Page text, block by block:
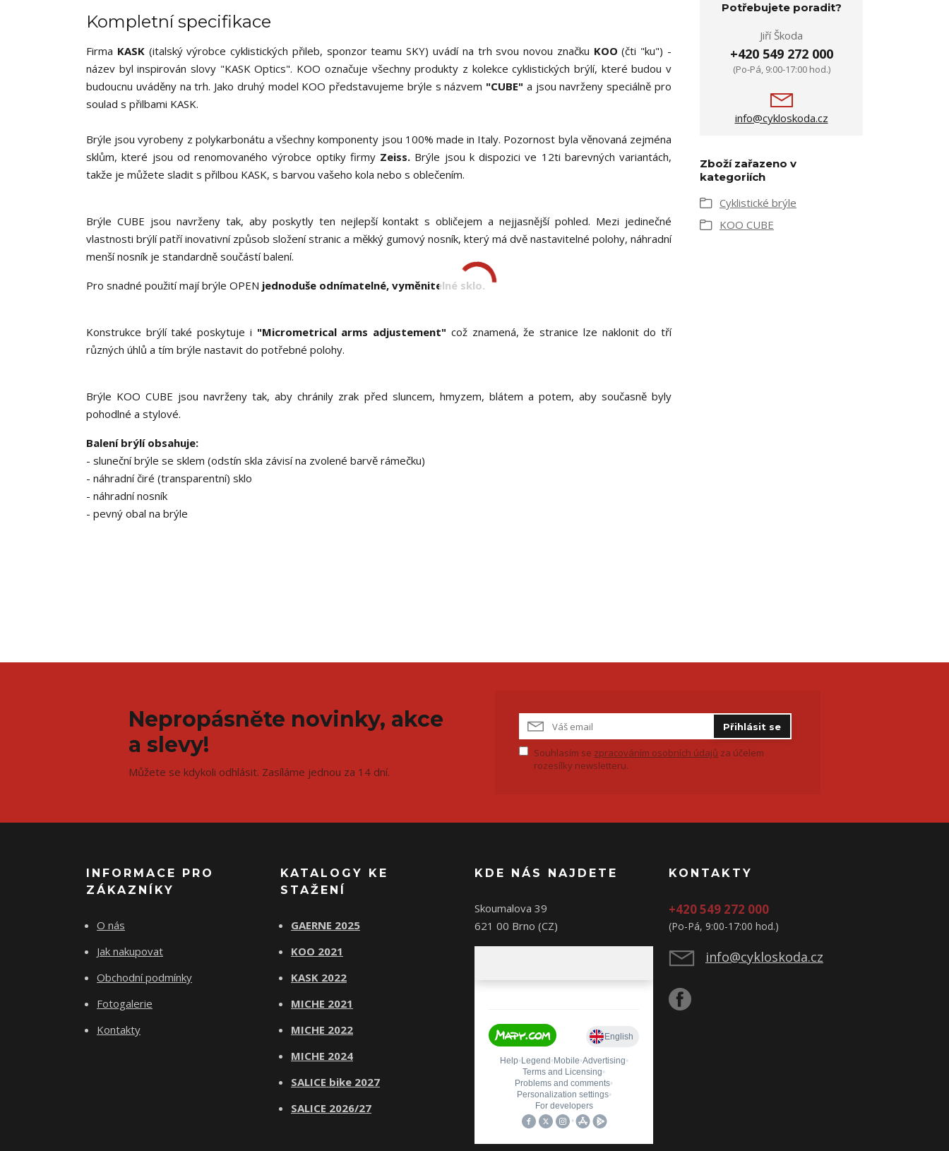
Kompletní specifikace
Firma KASK(italský výrobce cyklistických přileb, sponzor teamu SKY) uvádí na trh svou novou značku KOO(čti "ku") -
název byl inspirován slovy "KASK Optics". KOO označuje všechny produkty z kolekce cyklistických brýlí, které budou v
budoucnu uváděny na trh. Jako druhý model KOO představujeme brýle s názvem "CUBE" a jsou navrženy speciálně pro
soulad s přilbami KASK.
Brýle jsou vyrobeny z polykarbonátu a všechny komponenty jsou 100% made in Italy. Pozornost byla věnovaná zejména
sklům, které jsou od renomovaného výrobce optiky firmy Zeiss. Brýle jsou k dispozici ve 12ti barevných variantách,
takže je můžete sladit s přilbou KASK, s barvou vašeho kola nebo s oblečením.
Brýle CUBE jsou navrženy tak, aby poskytly ten nejlepší kontakt s obličejem a nejjasnější pohled. Mezi jedinečné
vlastnosti brýlí patří inovativní způsob složení stranic a měkký gumový nosník, který má dvě nastavitelné polohy, náhradní
menší nosník je standardně součástí balení.
Pro snadné použití mají brýle OPEN jednoduše odnímatelné, vyměnitelné sklo.
Konstrukce brýlí také poskytuje i "Micrometrical arms adjustement" což znamená, že stranice lze naklonit do tří
různých úhlů a tím brýle nastavit do potřebné polohy.
Brýle KOO CUBE jsou navrženy tak, aby chránily zrak před sluncem, hmyzem, blátem a potem, aby současně byly
pohodlné a stylové.
Balení brýlí obsahuje:
- sluneční brýle se sklem (odstín skla závisí na zvolené barvě rámečku)
- náhradní čiré (transparentní) sklo
- náhradní nosník
- pevný obal na brýle
Potřebujete poradit?
Jiří Škoda
+420 549 272 000
(Po-Pá, 9:00-17:00 hod.)
info@cykloskoda.cz
Zboží zařazeno v
kategoriích
Cyklistické brýle
KOO CUBE
Nepropásněte novinky, akce
a slevy!
Můžete se kdykoli odhlásit. Zasíláme jednou za 14 dní.
Přihlásit se
Souhlasím se zpracováním osobních údajů za účelem
rozesílky newsletteru.
INFORMACE PRO
ZÁKAZNÍKY
O nás
Jak nakupovat
Obchodní podmínky
Fotogalerie
Kontakty
KATALOGY KE
STAŽENÍ
GAERNE 2025
KOO 2021
KASK 2022
MICHE 2021
MICHE 2022
MICHE 2024
SALICE bike 2027
SALICE 2026/27
KDE NÁS NAJDETE
Skoumalova 39
621 00 Brno (CZ)
KONTAKTY
+420 549 272 000
(Po-Pá, 9:00-17:00 hod.)
info@cykloskoda.cz